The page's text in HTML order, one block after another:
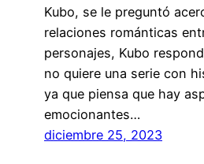
Kubo, se le preguntó
relaciones románticas
personajes, Kubo
no quiere una serie con
ya que piensa que hay
emocionantes…
diciembre 25, 2023